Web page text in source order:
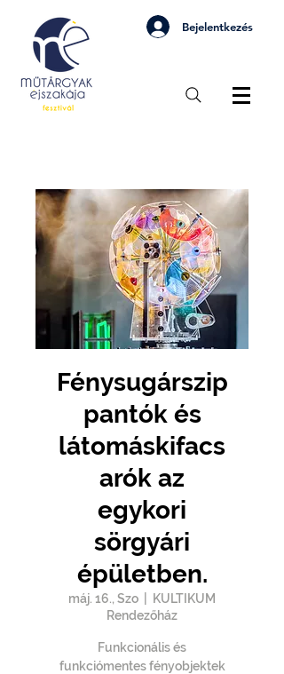
Bejelentkezés
Fénysugárszip
pantók és
látomáskifacs
arók az
egykori
sörgyári
épületben.
máj. 16., Szo
KULTIKUM
Rendezőház
Funkcionális és
funkciómentes fényobjektek